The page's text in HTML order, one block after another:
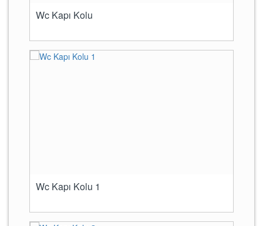
Wc Kapı Kolu
Wc Kapı Kolu 1